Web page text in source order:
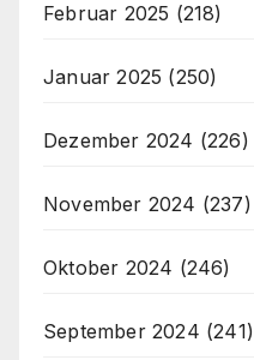
Februar 2025 (218)
Januar 2025 (250)
Dezember 2024 (226)
November 2024 (237)
Oktober 2024 (246)
September 2024 (241)